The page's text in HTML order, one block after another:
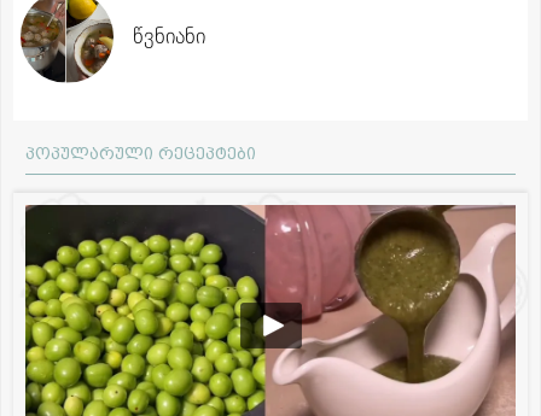
წვნიანი
პოპულარული რეცეპტები